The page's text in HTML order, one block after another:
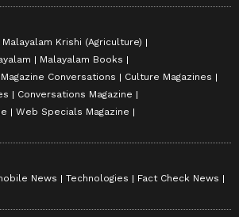
Malayalam Krishi (Agriculture)
Malayalam Books
Magazine Conversations
Culture Magazines
Conversations Magazine
Web Specials Magazine
News Technologies
Fact Check News